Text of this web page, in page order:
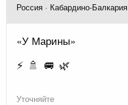
Россия · Кабардино-Балкария
«У Марины»
⚡ 🚿 🚐 🌿
Уточняйте